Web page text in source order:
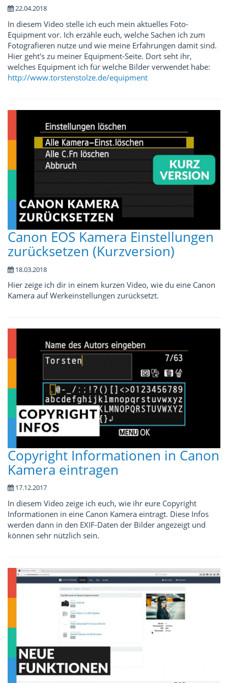
22.04.2018
In diesem Video stelle ich euch mein aktuelles Foto-
Equipment vor. Ich erzähle euch, welche Sachen ich zum
Fotografieren nutze und wie meine Erfahrungen damit sind.
Hier geht's zu meiner Equipment-Seite. Dort seht ihr,
welches Equipment ich für welche Bilder verwendet habe:
http://www.torstenstolze.de/equipment
Canon EOS Kamera Einstellungen
zurücksetzen (Kurzversion)
18.03.2018
Hier zeige ich dir in einem kurzen Video, wie du eine Canon
Kamera auf Werkeinstellungen zurücksetzt.
Copyright Informationen in Canon
Kamera eintragen
17.12.2017
In diesem Video zeige ich euch, wie ihr eure Copyright
Informationen in eine Canon Kamera eintragt. Diese Infos
werden dann in den EXIF-Daten der Bilder angezeigt und
können sehr nützlich sein.